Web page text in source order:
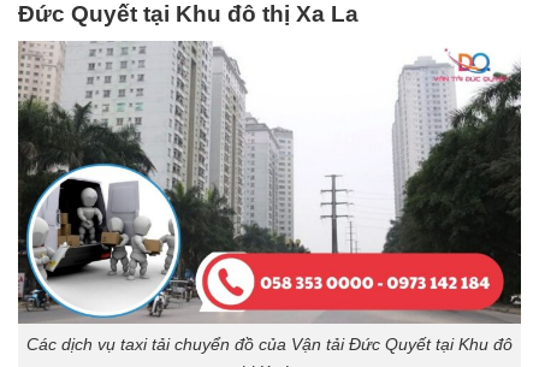
Đức Quyết tại Khu đô thị Xa La
Các dịch vụ taxi tải chuyển đồ của Vận tải Đức Quyết tại Khu đô